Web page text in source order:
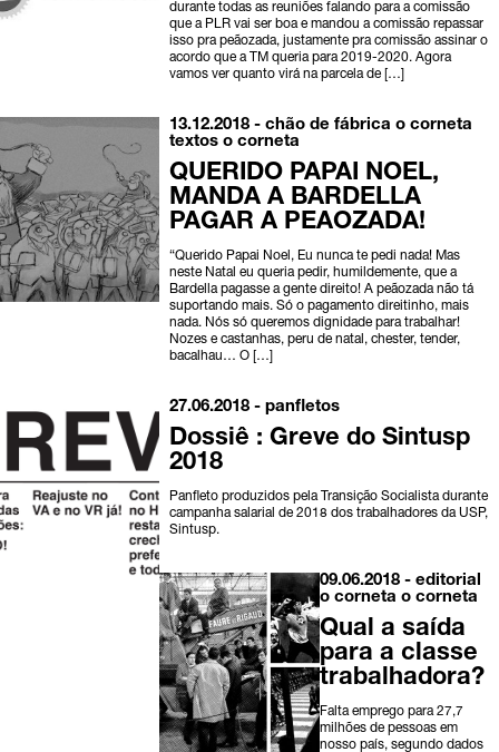
durante todas as reuniões falando para a comissão
que a PLR vai ser boa e mandou a comissão repassar
isso pra peãozada, justamente pra comissão assinar o
acordo que a TM queria para 2019-2020. Agora
vamos ver quanto virá na parcela de […]
13.12.2018 -chão de fábrica o corneta
textos o corneta
QUERIDO PAPAI NOEL,
MANDA A BARDELLA
PAGAR A PEAOZADA!
“Querido Papai Noel, Eu nunca te pedi nada! Mas
neste Natal eu queria pedir, humildemente, que a
Bardella pagasse a gente direito! A peãozada não tá
suportando mais. Só o pagamento direitinho, mais
nada. Nós só queremos dignidade para trabalhar!
Nozes e castanhas, peru de natal, chester, tender,
bacalhau… O […]
27.06.2018 -panfletos
Dossiê : Greve do Sintusp
2018
Panfleto produzidos pela Transição Socialista durante
campanha salarial de 2018 dos trabalhadores da USP,
Sintusp.
09.06.2018 - editorial
o corneta o corneta
Qual a saída
para a classe
trabalhadora?
Falta emprego para 27,7
milhões de pessoas em
nosso país, segundo dados